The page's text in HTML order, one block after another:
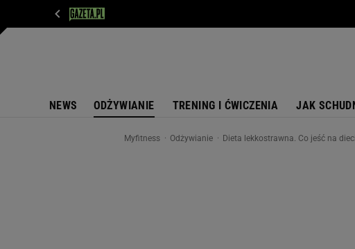
NEWS ODŻYWIANIE TRENING I ĆWICZENIA JAK
Myfitness Odżywianie Dieta lekkostrawna. Co jeść na